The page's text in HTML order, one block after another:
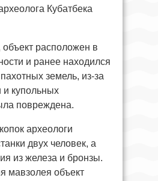
Кубатбека
расположен в
и ранее находился
земель, из-за
и купольных
повреждена.
археологи
двух человек, а
из железа и бронзы.
мавзолея объект